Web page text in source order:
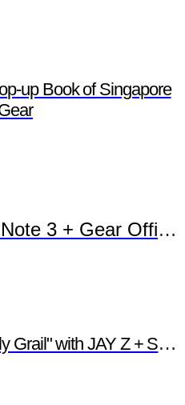
up Book of Singapore
3 + Gear Official TVC
with JAY Z + Samsung